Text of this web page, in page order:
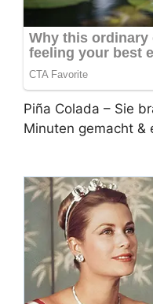
Piña Colada – Sie
Minuten gemacht &